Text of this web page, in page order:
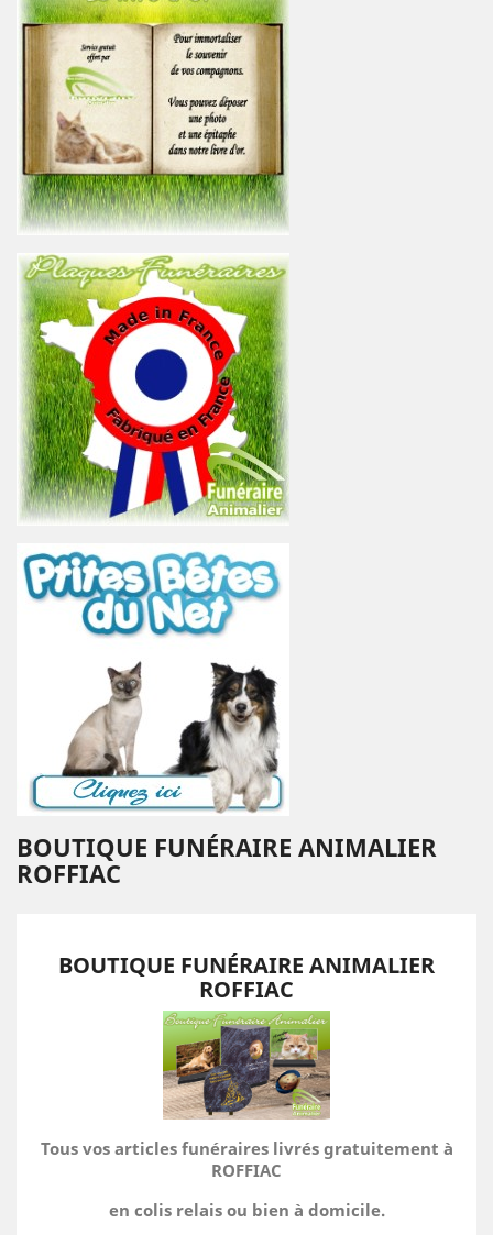
BOUTIQUE FUNÉRAIRE ANIMALIER
ROFFIAC
BOUTIQUE FUNÉRAIRE ANIMALIER
ROFFIAC
Tous vos articles funéraires livrés gratuitement à
ROFFIAC
en colis relais ou bien à domicile.